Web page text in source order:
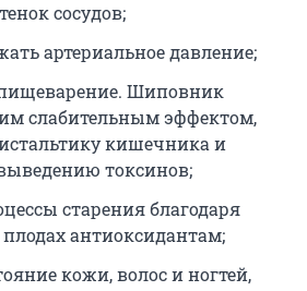
сосудов;
артериальное давление;
Шиповник
слабительным эффектом,
кишечника и
токсинов;
старения благодаря
антиоксидантам;
кожи, волос и ногтей,